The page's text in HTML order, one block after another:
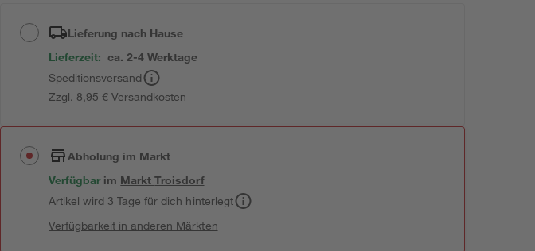
Lieferung nach Hause
Lieferzeit: ca. 2-4 Werktage
Speditionsversand
Zzgl. 8,95 € Versandkosten
Abholung im Markt
Verfügbar im MarktTroisdorf
Artikel wird 3 Tage für dich hinterlegt
Verfügbarkeit in anderen Märkten